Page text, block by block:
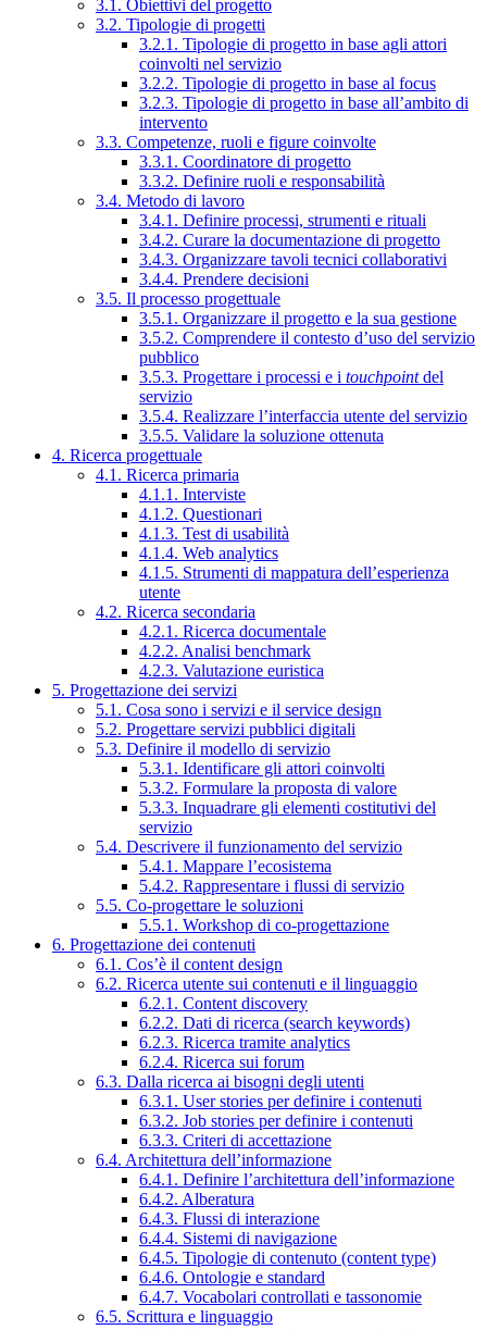
3.1. Obiettivi del progetto
3.2. Tipologie di progetti
3.2.1. Tipologie di progetto in base agli attori
coinvolti nel servizio
3.2.2. Tipologie di progetto in base al focus
3.2.3. Tipologie di progetto in base all’ambito di
intervento
3.3. Competenze, ruoli e figure coinvolte
3.3.1. Coordinatore di progetto
3.3.2. Definire ruoli e responsabilità
3.4. Metodo di lavoro
3.4.1. Definire processi, strumenti e rituali
3.4.2. Curare la documentazione di progetto
3.4.3. Organizzare tavoli tecnici collaborativi
3.4.4. Prendere decisioni
3.5. Il processo progettuale
3.5.1. Organizzare il progetto e la sua gestione
3.5.2. Comprendere il contesto d’uso del servizio
pubblico
3.5.3. Progettare i processi e i touchpointdel
servizio
3.5.4. Realizzare l’interfaccia utente del servizio
3.5.5. Validare la soluzione ottenuta
4. Ricerca progettuale
4.1. Ricerca primaria
4.1.1. Interviste
4.1.2. Questionari
4.1.3. Test di usabilità
4.1.4. Web analytics
4.1.5. Strumenti di mappatura dell’esperienza
utente
4.2. Ricerca secondaria
4.2.1. Ricerca documentale
4.2.2. Analisi benchmark
4.2.3. Valutazione euristica
5. Progettazione dei servizi
5.1. Cosa sono i servizi e il service design
5.2. Progettare servizi pubblici digitali
5.3. Definire il modello di servizio
5.3.1. Identificare gli attori coinvolti
5.3.2. Formulare la proposta di valore
5.3.3. Inquadrare gli elementi costitutivi del
servizio
5.4. Descrivere il funzionamento del servizio
5.4.1. Mappare l’ecosistema
5.4.2. Rappresentare i flussi di servizio
5.5. Co-progettare le soluzioni
5.5.1. Workshop di co-progettazione
6. Progettazione dei contenuti
6.1. Cos’è il content design
6.2. Ricerca utente sui contenuti e il linguaggio
6.2.1. Content discovery
6.2.2. Dati di ricerca (search keywords)
6.2.3. Ricerca tramite analytics
6.2.4. Ricerca sui forum
6.3. Dalla ricerca ai bisogni degli utenti
6.3.1. User stories per definire i contenuti
6.3.2. Job stories per definire i contenuti
6.3.3. Criteri di accettazione
6.4. Architettura dell’informazione
6.4.1. Definire l’architettura dell’informazione
6.4.2. Alberatura
6.4.3. Flussi di interazione
6.4.4. Sistemi di navigazione
6.4.5. Tipologie di contenuto (content type)
6.4.6. Ontologie e standard
6.4.7. Vocabolari controllati e tassonomie
6.5. Scrittura e linguaggio